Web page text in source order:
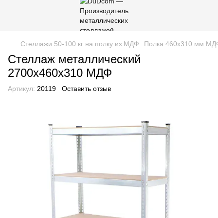
Стеллажи 50-100 кг на полку из МДФ Полка 460х310 мм
Стеллаж металлический
2700х460х310 МДФ
Артикул: 20119 Оставить отзыв